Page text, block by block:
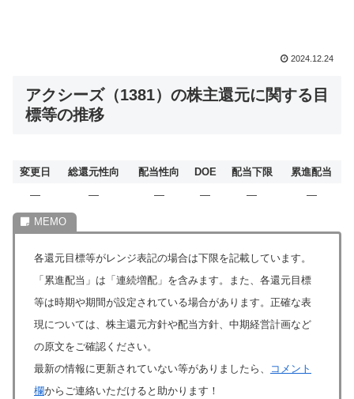
2024.12.24
アクシーズ（1381）の株主還元に関する目
標等の推移
変更日 総還元性向 配当性向 DOE 配当下限
累進配当
―
― ― ― ― ―
各還元目標等がレンジ表記の場合は下限を記載しています。
「累進配当」は「連続増配」を含みます。また、各還元目標
等は時期や期間が設定されている場合があります。正確な表
現については、株主還元方針や配当方針、中期経営計画など
の原文をご確認ください。
最新の情報に更新されていない等がありましたら、
コメント
欄からご連絡いただけると助かります！